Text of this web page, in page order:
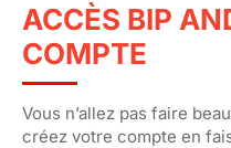
ACCÈS BIP
COMPTE
Vous n’allez pas faire
créez votre compte en